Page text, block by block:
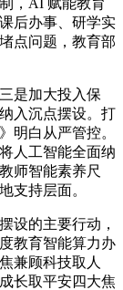
后办事、研学实
点问题，教育部
是加大投入保
入沉点摆设。打
明白从严管控。
人工智能全面纳
师智能素养尺
支持层面。
的主要行动，
教育智能算力办
兼顾科技取人
长取平安四大焦